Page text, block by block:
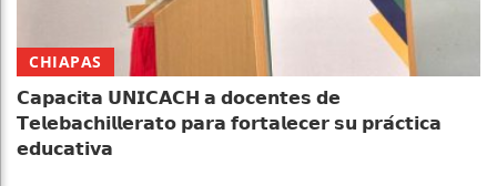
CHIAPAS
𝗖𝗮𝗽𝗮𝗰𝗶𝘁𝗮 𝗨𝗡𝗜𝗖𝗔𝗖𝗛 𝗮 𝗱𝗼𝗰𝗲𝗻𝘁𝗲𝘀 𝗱𝗲
𝗧𝗲𝗹𝗲𝗯𝗮𝗰𝗵𝗶𝗹𝗹𝗲𝗿𝗮𝘁𝗼 𝗽𝗮𝗿𝗮 𝗳𝗼𝗿𝘁𝗮𝗹𝗲𝗰𝗲𝗿 𝘀𝘂 𝗽𝗿𝗮́𝗰𝘁𝗶𝗰𝗮
𝗲𝗱𝘂𝗰𝗮𝘁𝗶𝘃𝗮